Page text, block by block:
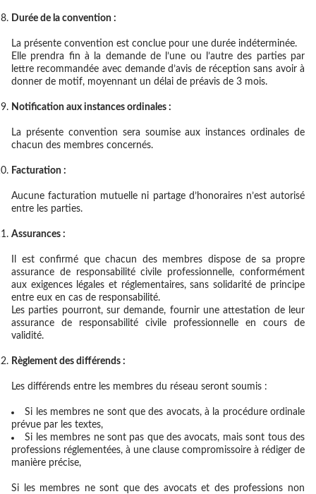
Durée de la convention :
La présente convention est conclue pour une durée indéterminée.
Elle prendra fin à la demande de l’une ou l’autre des parties par
lettre recommandée avec demande d’avis de réception sans avoir à
donner de motif, moyennant un délai de préavis de 3 mois.
Notification aux instances ordinales :
La présente convention sera soumise aux instances ordinales de
chacun des membres concernés.
Facturation :
Aucune facturation mutuelle ni partage d’honoraires n’est autorisé
entre les parties.
Assurances :
Il est confirmé que chacun des membres dispose de sa propre
assurance de responsabilité civile professionnelle, conformément
aux exigences légales et réglementaires, sans solidarité de principe
entre eux en cas de responsabilité.
Les parties pourront, sur demande, fournir une attestation de leur
assurance de responsabilité civile professionnelle en cours de
validité.
Règlement des différends :
Les différends entre les membres du réseau seront soumis :
Si les membres ne sont que des avocats, à la procédure ordinale
prévue par les textes,
Si les membres ne sont pas que des avocats, mais sont tous des
professions réglementées, à une clause compromissoire à rédiger de
manière précise,
Si les membres ne sont que des avocats et des professions non